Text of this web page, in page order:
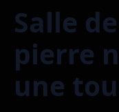
Salle
pierre
une